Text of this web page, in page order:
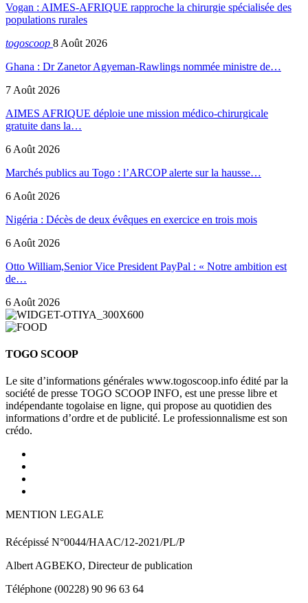
Vogan : AIMES-AFRIQUE rapproche la chirurgie spécialisée des
populations rurales
togoscoop 8 Août 2026
Ghana : Dr Zanetor Agyeman-Rawlings nommée ministre de…
7 Août 2026
AIMES AFRIQUE déploie une mission médico-chirurgicale
gratuite dans la…
6 Août 2026
Marchés publics au Togo : l’ARCOP alerte sur la hausse…
6 Août 2026
Nigéria : Décès de deux évêques en exercice en trois mois
6 Août 2026
Otto William,Senior Vice President PayPal : « Notre ambition est
de…
6 Août 2026
TOGO SCOOP
Le site d’informations générales www.togoscoop.info édité par la
société de presse TOGO SCOOP INFO, est une presse libre et
indépendante togolaise en ligne, qui propose au quotidien des
informations d’ordre et de publicité. Le professionnalisme est son
crédo.
MENTION LEGALE
Récépissé N°0044/HAAC/12-2021/PL/P
Albert AGBEKO, Directeur de publication
Téléphone (00228) 90 96 63 64